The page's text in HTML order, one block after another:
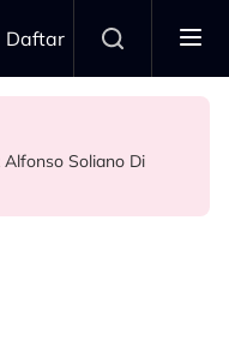
Daftar
Akui Lagi Suka
Hero Saja
Soliano Di
Saya…” - Ezzanie
Tak Adil Sebab…